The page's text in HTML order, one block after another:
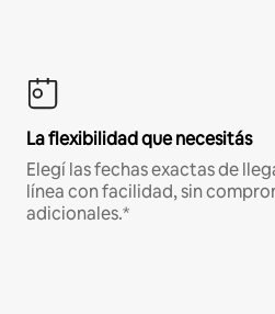
La flexibilidad que necesitás
Elegí las fechas exactas de
línea con facilidad, sin
adicionales.*